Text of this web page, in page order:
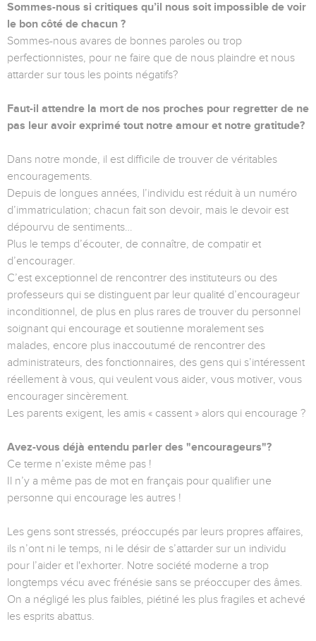
Sommes-nous si critiques qu’il nous soit impossible de voir
le bon côté de chacun ?
Sommes-nous avares de bonnes paroles ou trop
perfectionnistes, pour ne faire que de nous plaindre et nous
attarder sur tous les points négatifs?
Faut-il attendre la mort de nos proches pour regretter de ne
pas leur avoir exprimé tout notre amour et notre gratitude?
Dans notre monde, il est difficile de trouver de véritables
encouragements.
Depuis de longues années, l’individu est réduit à un numéro
d’immatriculation; chacun fait son devoir, mais le devoir est
dépourvu de sentiments…
Plus le temps d’écouter, de connaître, de compatir et
d’encourager.
C’est exceptionnel de rencontrer des instituteurs ou des
professeurs qui se distinguent par leur qualité d’encourageur
inconditionnel, de plus en plus rares de trouver du personnel
soignant qui encourage et soutienne moralement ses
malades, encore plus inaccoutumé de rencontrer des
administrateurs, des fonctionnaires, des gens qui s’intéressent
réellement à vous, qui veulent vous aider, vous motiver, vous
encourager sincèrement.
Les parents exigent, les amis « cassent » alors qui encourage ?
Avez-vous déjà entendu parler des "encourageurs"?
Ce terme n’existe même pas !
Il n’y a même pas de mot en français pour qualifier une
personne qui encourage les autres !
Les gens sont stressés, préoccupés par leurs propres affaires,
ils n’ont ni le temps, ni le désir de s’attarder sur un individu
pour l’aider et l'exhorter. Notre société moderne a trop
longtemps vécu avec frénésie sans se préoccuper des âmes.
On a négligé les plus faibles, piétiné les plus fragiles et achevé
les esprits abattus.